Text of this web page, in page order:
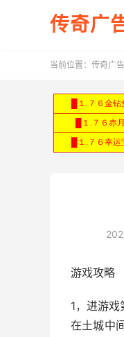
传奇广
当前位置： 传奇广
游戏攻略
1，进游
在土城中